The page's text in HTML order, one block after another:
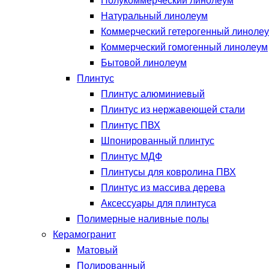
Натуральный линолеум
Коммерческий гетерогенный
Коммерческий гомогенный линолеум
Бытовой линолеум
Плинтус
Плинтус алюминиевый
Плинтус из нержавеющей стали
Плинтус ПВХ
Шпонированный плинтус
Плинтус МДФ
Плинтусы для ковролина ПВХ
Плинтус из массива дерева
Аксессуары для плинтуса
Полимерные наливные полы
Керамогранит
Матовый